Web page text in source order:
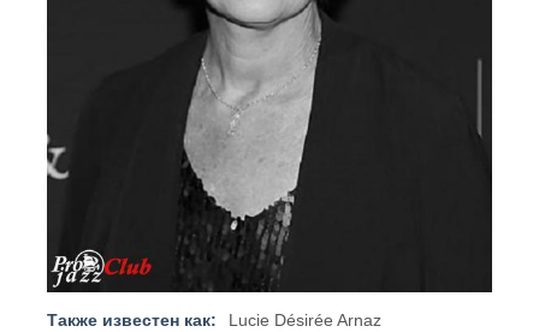
Также известен как:
Lucie Désirée Arnaz